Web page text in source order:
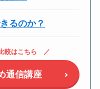
るのか？
較はこちら
通信講座